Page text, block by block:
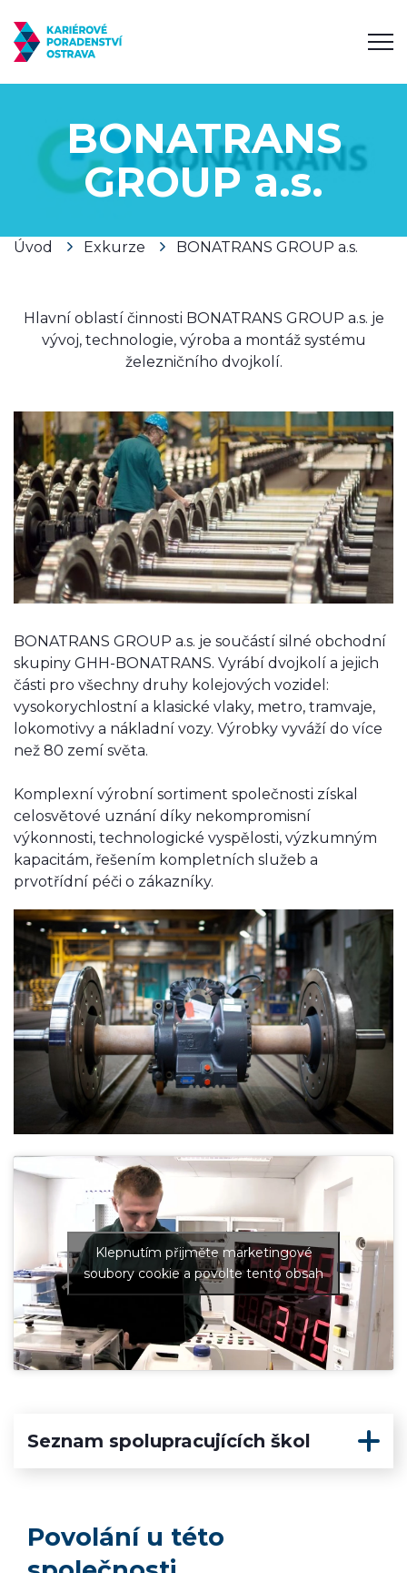
BONATRANS
GROUP a.s.
Úvod Exkurze BONATRANS GROUP a.s.
Hlavní oblastí činnosti BONATRANS GROUP a.s. je
vývoj, technologie, výroba a montáž systému
železničního dvojkolí.
BONATRANS GROUP a.s. je součástí silné obchodní
skupiny GHH-BONATRANS. Vyrábí dvojkolí a jejich
části pro všechny druhy kolejových vozidel:
vysokorychlostní a klasické vlaky, metro, tramvaje,
lokomotivy a nákladní vozy. Výrobky vyváží do více
než 80 zemí světa.
Komplexní výrobní sortiment společnosti získal
celosvětové uznání díky nekompromisní
výkonnosti, technologické vyspělosti, výzkumným
kapacitám, řešením kompletních služeb a
prvotřídní péči o zákazníky.
Klepnutím přijměte marketingové
soubory cookie a povolte tento obsah
Seznam spolupracujících škol
Povolání u této